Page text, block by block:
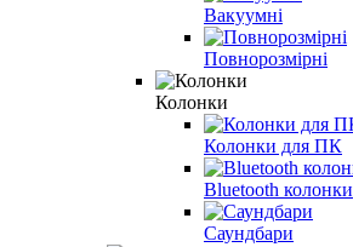
Вакуумні
Повнорозмірні
Колонки
Колонки для ПК
Bluetooth колонки
Саундбари